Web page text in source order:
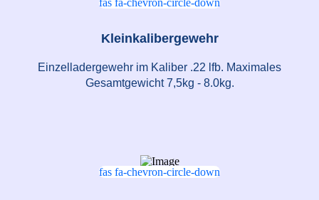
fas fa-chevron-circle-down
Kleinkalibergewehr
Einzelladergewehr im Kaliber .22 lfb. Maximales
Gesamtgewicht 7,5kg - 8.0kg.
fas fa-chevron-circle-down